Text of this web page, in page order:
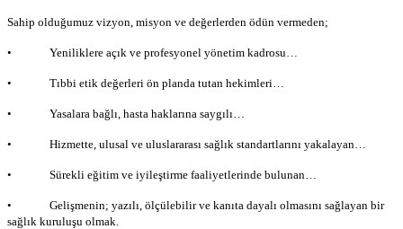
Sahip olduğumuz vizyon, misyon ve değerlerden ödün vermeden;
• Yeniliklere açık ve profesyonel yönetim kadrosu…
• Tıbbi etik değerleri ön planda tutan hekimleri…
• Yasalara bağlı, hasta haklarına saygılı…
• Hizmette, ulusal ve uluslararası sağlık standartlarını yakalayan…
• Sürekli eğitim ve iyileştirme faaliyetlerinde bulunan…
• Gelişmenin; yazılı, ölçülebilir ve kanıta dayalı olmasını sağlayan bir
sağlık kuruluşu olmak.